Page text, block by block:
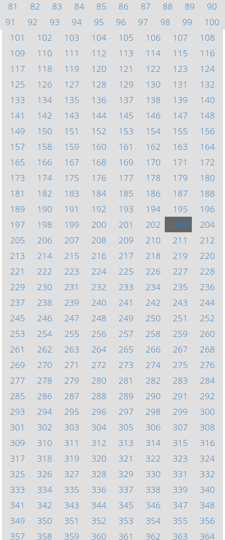
81
82 83 84 85 86 87 88 89
90
91
92 93 94 95 96 97 98 99
100
101
102 103 104 105 106 107
108
109
110 111 112 113 114 115
116
117
118 119 120 121 122 123
124
125
126 127 128 129 130 131
132
133
134 135 136 137 138 139
140
141
142 143 144 145 146 147
148
149
150 151 152 153 154 155
156
157
158 159 160 161 162 163
164
165
166 167 168 169 170 171
172
173
174 175 176 177 178 179
180
181
182 183 184 185 186 187
188
189
190 191 192 193 194 195
196
197
198 199 200 201 202 203
204
205
206 207 208 209 210 211
212
213
214 215 216 217 218 219
220
221
222 223 224 225 226 227
228
229
230 231 232 233 234 235
236
237
238 239 240 241 242 243
244
245
246 247 248 249 250 251
252
253
254 255 256 257 258 259
260
261
262 263 264 265 266 267
268
269
270 271 272 273 274 275
276
277
278 279 280 281 282 283
284
285
286 287 288 289 290 291
292
293
294 295 296 297 298 299
300
301
302 303 304 305 306 307
308
309
310 311 312 313 314 315
316
317
318 319 320 321 322 323
324
325
326 327 328 329 330 331
332
333
334 335 336 337 338 339
340
341
342 343 344 345 346 347
348
349
350 351 352 353 354 355
356
357
358 359 360 361 362 363 364